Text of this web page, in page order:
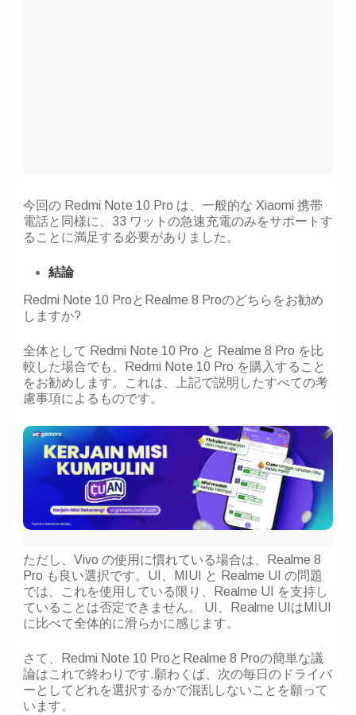
今回の Redmi Note 10 Pro は、一般的な Xiaomi 携帯
電話と同様に、33 ワットの急速充電のみをサポートす
ることに満足する必要がありました。
結論
Redmi Note 10 ProとRealme 8 Proのどちらをお勧め
しますか?
全体として Redmi Note 10 Pro と Realme 8 Pro を比
較した場合でも、Redmi Note 10 Pro を購入すること
をお勧めします。これは、上記で説明したすべての考
慮事項によるものです。
ただし、Vivo の使用に慣れている場合は、Realme 8
Pro も良い選択です。UI、MIUI と Realme UI の問題
では、これを使用している限り、Realme UI を支持し
ていることは否定できません。 UI、Realme UIはMIUI
に比べて全体的に滑らかに感じます。
さて、Redmi Note 10 ProとRealme 8 Proの簡単な議
論はこれで終わりです.願わくば、次の毎日のドライバ
ーとしてどれを選択するかで混乱しないことを願って
います。